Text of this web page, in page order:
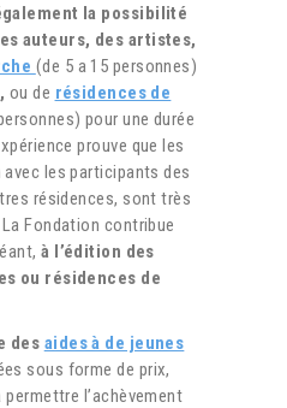
la possibilité
auteurs, des artistes,
(de 5 a 15 personnes)
, ou de résidences de
pour une durée
prouve que les
les participants des
résidences, sont très
Fondation contribue
à l’édition des
ou résidences de
des aides à de jeunes
sous forme de prix,
l’achèvement